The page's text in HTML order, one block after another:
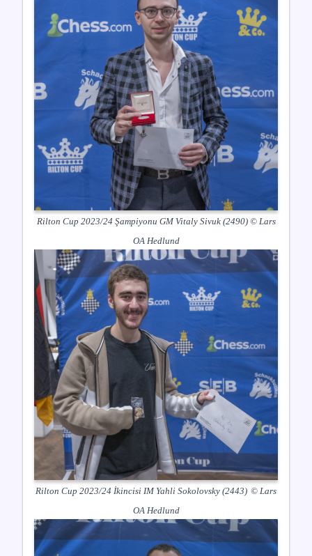
Rilton Cup 2023/24 Şampiyonu GM Vitaly Sivuk (2490) © Lars
OA Hedlund
Rilton Cup 2023/24 İkincisi IM Yahli Sokolovsky (2443) © Lars
OA Hedlund